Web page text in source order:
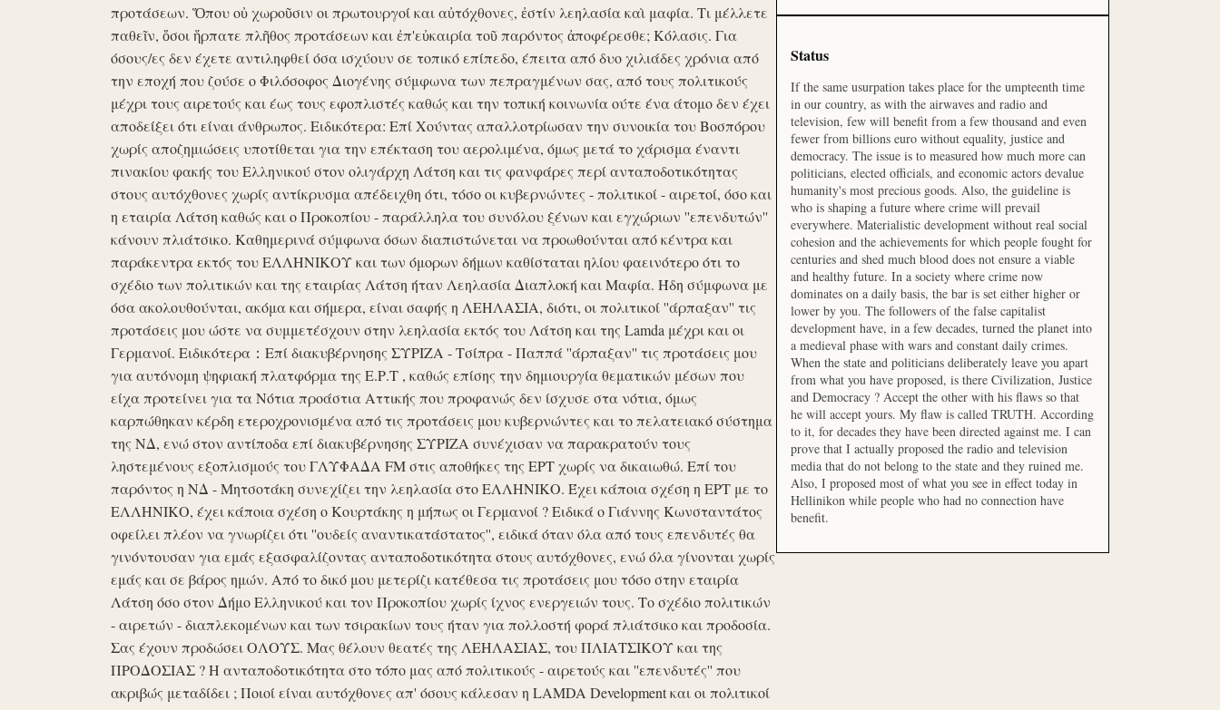
προτάσεων. Ὅπου οὐ χωροῦσιν οι πρωτουργοί και αὐτόχθονες, ἐστίν λεηλασία καὶ μαφία. Τι μέλλετε
παθεῖν, ὅσοι ἥρπατε πλῆθος προτάσεων και ἐπ'εὐκαιρία τοῦ παρόντος ἀποφέρεσθε; Κόλασις. Για
όσους/ες δεν έχετε αντιληφθεί όσα ισχύουν σε τοπικό επίπεδο, έπειτα από δυο χιλιάδες χρόνια από
την εποχή που ζούσε ο Φιλόσοφος Διογένης σύμφωνα των πεπραγμένων σας, από τους πολιτικούς
μέχρι τους αιρετούς και έως τους εφοπλιστές καθώς και την τοπική κοινωνία ούτε ένα άτομο δεν έχει
αποδείξει ότι είναι άνθρωπος. Ειδικότερα: Επί Χούντας απαλλοτρίωσαν την συνοικία του Βοσπόρου
χωρίς αποζημιώσεις υποτίθεται για την επέκταση του αερολιμένα, όμως μετά το χάρισμα έναντι
πινακίου φακής του Ελληνικού στον ολιγάρχη Λάτση και τις φανφάρες περί ανταποδοτικότητας
στους αυτόχθονες χωρίς αντίκρυσμα απέδειχθη ότι, τόσο οι κυβερνώντες - πολιτικοί - αιρετοί, όσο και
η εταιρία Λάτση καθώς και ο Προκοπίου - παράλληλα του συνόλου ξένων και εγχώριων ''επενδυτών''
κάνουν πλιάτσικο. Καθημερινά σύμφωνα όσων διαπιστώνεται να προωθούνται από κέντρα και
παράκεντρα εκτός του ΕΛΛΗΝΙΚΟΥ και των όμορων δήμων καθίσταται ηλίου φαεινότερο ότι το
σχέδιο των πολιτικών και της εταιρίας Λάτση ήταν Λεηλασία Διαπλοκή και Μαφία. Ήδη σύμφωνα με
όσα ακολουθούνται, ακόμα και σήμερα, είναι σαφής η ΛΕΗΛΑΣΙΑ, διότι, οι πολιτικοί ''άρπαξαν'' τις
προτάσεις μου ώστε να συμμετέσχουν στην λεηλασία εκτός του Λάτση και της Lamda μέχρι και οι
Γερμανοί. Ειδικότερα：Επί διακυβέρνησης ΣΥΡΙΖΑ - Τσίπρα - Παππά ''άρπαξαν'' τις προτάσεις μου
για αυτόνομη ψηφιακή πλατφόρμα της Ε.Ρ.Τ , καθώς επίσης την δημιουργία θεματικών μέσων που
είχα προτείνει για τα Νότια προάστια Αττικής που προφανώς δεν ίσχυσε στα νότια, όμως
καρπώθηκαν κέρδη ετεροχρονισμένα από τις προτάσεις μου κυβερνώντες και το πελατειακό σύστημα
της ΝΔ, ενώ στον αντίποδα επί διακυβέρνησης ΣΥΡΙΖΑ συνέχισαν να παρακρατούν τους
ληστεμένους εξοπλισμούς του ΓΛΥΦΑΔΑ FM στις αποθήκες της ΕΡΤ χωρίς να δικαιωθώ. Επί του
παρόντος η ΝΔ - Μητσοτάκη συνεχίζει την λεηλασία στο ΕΛΛΗΝΙΚΟ. Έχει κάποια σχέση η ΕΡΤ με το
ΕΛΛΗΝΙΚΟ, έχει κάποια σχέση ο Κουρτάκης η μήπως οι Γερμανοί ? Ειδικά ο Γιάννης Κωνσταντάτος
οφείλει πλέον να γνωρίζει ότι ''ουδείς αναντικατάστατος'', ειδικά όταν όλα από τους επενδυτές θα
γινόντουσαν για εμάς εξασφαλίζοντας ανταποδοτικότητα στους αυτόχθονες, ενώ όλα γίνονται χωρίς
εμάς και σε βάρος ημών. Από το δικό μου μετερίζι κατέθεσα τις προτάσεις μου τόσο στην εταιρία
Λάτση όσο στον Δήμο Ελληνικού και τον Προκοπίου χωρίς ίχνος ενεργειών τους. Το σχέδιο πολιτικών
- αιρετών - διαπλεκομένων και των τσιρακίων τους ήταν για πολλοστή φορά πλιάτσικο και προδοσία.
Σας έχουν προδώσει ΟΛΟΥΣ. Μας θέλουν θεατές της ΛΕΗΛΑΣΙΑΣ, του ΠΛΙΑΤΣΙΚΟΥ και της
ΠΡΟΔΟΣΙΑΣ ? Η ανταποδοτικότητα στο τόπο μας από πολιτικούς - αιρετούς και ''επενδυτές'' που
ακριβώς μεταδίδει ; Ποιοί είναι αυτόχθονες απ' όσους κάλεσαν η LAMDA Development και οι πολιτικοί
Status
If the same usurpation takes place for the umpteenth time
in our country, as with the airwaves and radio and
television, few will benefit from a few thousand and even
fewer from billions euro without equality, justice and
democracy. The issue is to measured how much more can
politicians, elected officials, and economic actors devalue
humanity's most precious goods. Also, the guideline is
who is shaping a future where crime will prevail
everywhere. Materialistic development without real social
cohesion and the achievements for which people fought for
centuries and shed much blood does not ensure a viable
and healthy future. In a society where crime now
dominates on a daily basis, the bar is set either higher or
lower by you. The followers of the false capitalist
development have, in a few decades, turned the planet into
a medieval phase with wars and constant daily crimes.
When the state and politicians deliberately leave you apart
from what you have proposed, is there Civilization, Justice
and Democracy ? Accept the other with his flaws so that
he will accept yours. My flaw is called TRUTH. According
to it, for decades they have been directed against me. I can
prove that I actually proposed the radio and television
media that do not belong to the state and they ruined me.
Also, I proposed most of what you see in effect today in
Hellinikon while people who had no connection have
benefit.